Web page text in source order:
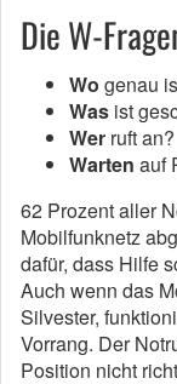
Die W-
Wo genau
Was ist
Wer ruft an?
Warten auf
62 Prozent aller
Mobilfunknetz
dafür, dass Hilfe
Auch wenn das
Silvester,
Vorrang. Der
Position nicht